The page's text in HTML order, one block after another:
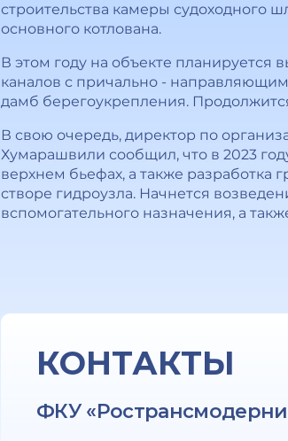
строительства камеры судоходного
основного котлована.
В этом году на объекте планируется
каналов с причально -
дамб берегоукрепления.
В свою очередь, директор по
Хумарашвили сообщил, что в 2023
верхнем бьефах, а также разработка
створе гидроузла. Начнется
вспомогательного назначения, а
КОНТАКТЫ
ФКУ